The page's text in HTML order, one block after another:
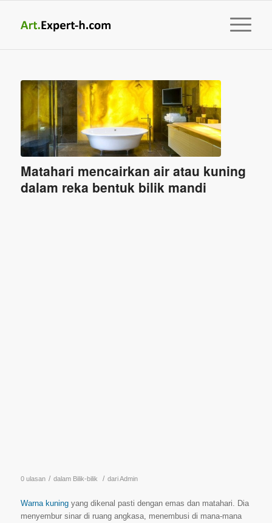
Matahari mencairkan air atau kuning
dalam reka bentuk bilik mandi
0 ulasan / dalam Bilik-bilik / dariAdmin
Warna kuningyang dikenal pasti dengan emas dan matahari. Dia
menyembur sinar di ruang angkasa, menembusi di mana-mana